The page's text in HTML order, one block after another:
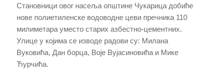
Становници овог насеља општине Чукарица добиће
нове полиетиленске водоводне цеви пречника 110
милиметара уместо старих азбестно-цементних.
Улице у којима се изводе радови су: Милана
Вуковића, Дан борца, Воје Вујасиновића и Мике
Ћурчића.